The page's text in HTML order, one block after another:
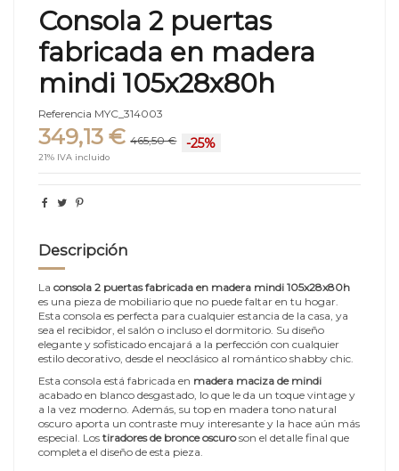
Consola 2 puertas
fabricada en madera
mindi 105x28x80h
Referencia MYC_314003
349,13 € 465,50 € -25%
21% IVA incluido
Descripción
La consola 2 puertas fabricada en madera mindi 105x28x80h
es una pieza de mobiliario que no puede faltar en tu hogar.
Esta consola es perfecta para cualquier estancia de la casa, ya
sea el recibidor, el salón o incluso el dormitorio. Su diseño
elegante y sofisticado encajará a la perfección con cualquier
estilo decorativo, desde el neoclásico al romántico shabby chic.
Esta consola está fabricada en madera maciza de mindi
acabado en blanco desgastado, lo que le da un toque vintage y
a la vez moderno. Además, su top en madera tono natural
oscuro aporta un contraste muy interesante y la hace aún más
especial. Los tiradores de bronce oscuroson el detalle final que
completa el diseño de esta pieza.